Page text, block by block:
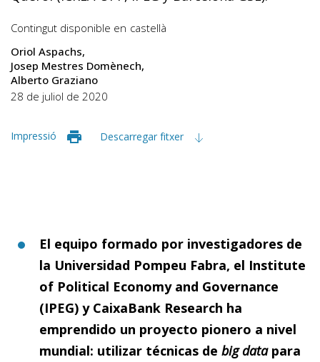
Contingut disponible en castellà
Oriol Aspachs
Josep Mestres Domènech
Alberto Graziano
28 de juliol de 2020
Impressió Descarregar fitxer
El equipo formado por investigadores de
la Universidad Pompeu Fabra, el Institute
of Political Economy and Governance
(IPEG) y CaixaBank Research ha
emprendido un proyecto pionero a nivel
mundial: utilizar técnicas de big datapara